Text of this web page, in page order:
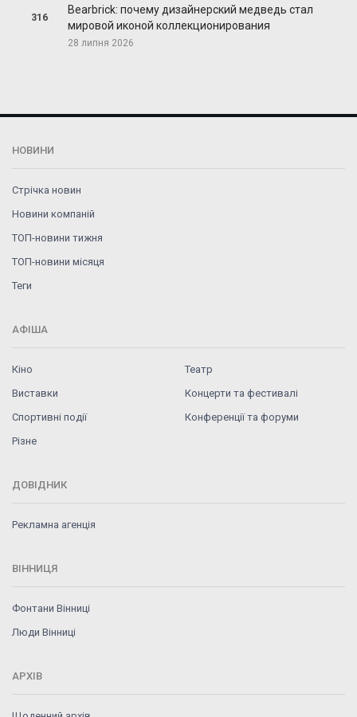
316
Bearbrick: почему дизайнерский медведь стал
мировой иконой коллекционирования
28 липня 2026
НОВИНИ
Стрічка новин
Новини компаній
ТОП-новини тижня
ТОП-новини місяця
Теги
АФІША
Кіно
Театр
Виставки
Концерти та фестивалі
Спортивні події
Конференції та форуми
Різне
ДОВІДНИК
Рекламна агенція
ВІННИЦЯ
Фонтани Вінниці
Люди Вінниці
АРХІВ